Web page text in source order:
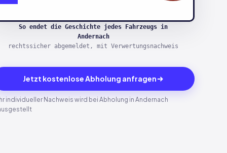
So endet die Geschichte jedes Fahrzeugs in
Andernach
rechtssicher abgemeldet, mit Verwertungsnachweis
Jetzt kostenlose Abholung anfragen
Ihr individueller Nachweis wird bei Abholung in Andernach